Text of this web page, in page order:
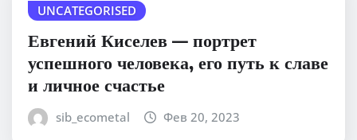
UNCATEGORISED
Евгений Киселев — портрет
успешного человека, его путь к славе
и личное счастье
sib_ecometal Фев 20, 2023